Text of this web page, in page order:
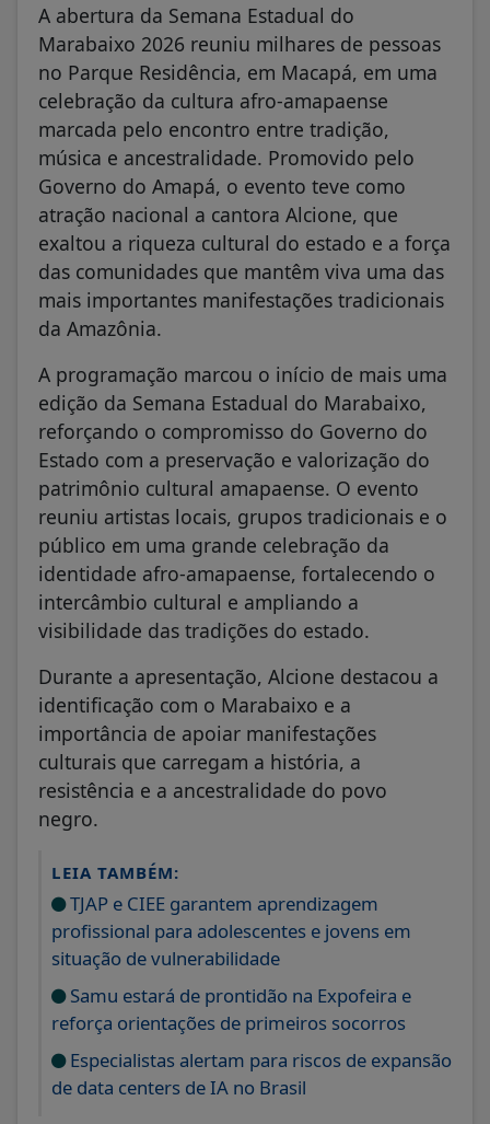
A abertura da Semana Estadual do
Marabaixo 2026 reuniu milhares de pessoas
no Parque Residência, em Macapá, em uma
celebração da cultura afro-amapaense
marcada pelo encontro entre tradição,
música e ancestralidade. Promovido pelo
Governo do Amapá, o evento teve como
atração nacional a cantora Alcione, que
exaltou a riqueza cultural do estado e a força
das comunidades que mantêm viva uma das
mais importantes manifestações tradicionais
da Amazônia.
A programação marcou o início de mais uma
edição da Semana Estadual do Marabaixo,
reforçando o compromisso do Governo do
Estado com a preservação e valorização do
patrimônio cultural amapaense. O evento
reuniu artistas locais, grupos tradicionais e o
público em uma grande celebração da
identidade afro-amapaense, fortalecendo o
intercâmbio cultural e ampliando a
visibilidade das tradições do estado.
Durante a apresentação, Alcione destacou a
identificação com o Marabaixo e a
importância de apoiar manifestações
culturais que carregam a história, a
resistência e a ancestralidade do povo
negro.
LEIA TAMBÉM:
TJAP e CIEE garantem aprendizagem
profissional para adolescentes e jovens em
situação de vulnerabilidade
Samu estará de prontidão na Expofeira e
reforça orientações de primeiros socorros
Especialistas alertam para riscos de expansão
de data centers de IA no Brasil